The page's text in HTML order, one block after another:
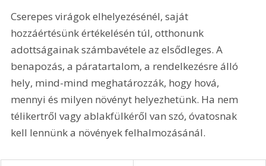
Cserepes virágok elhelyezésénél, saját
hozzáértésünk értékelésén túl, otthonunk
adottságainak számbavétele az elsődleges. A
benapozás, a páratartalom, a rendelkezésre álló
hely, mind-mind meghatározzák, hogy hová,
mennyi és milyen növényt helyezhetünk. Ha nem
télikertről vagy ablakfülkéről van szó, óvatosnak
kell lennünk a növények felhalmozásánál.